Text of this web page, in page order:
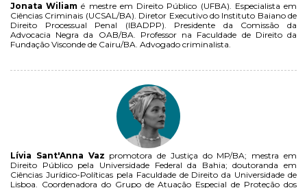
Jonata Wiliam é mestre em Direito Público (UFBA). Especialista em
Ciências Criminais (UCSAL/BA). Diretor Executivo do Instituto Baiano de
Direito Processual Penal (IBADPP). Presidente da Comissão da
Advocacia Negra da OAB/BA. Professor na Faculdade de Direito da
Fundação Visconde de Cairu/BA. Advogado criminalista.
Lívia Sant'Anna Vaz promotora de Justiça do MP/BA; mestra em
Direito Público pela Universidade Federal da Bahia; doutoranda em
Ciências Jurídico-Políticas pela Faculdade de Direito da Universidade de
Lisboa. Coordenadora do Grupo de Atuação Especial de Proteção dos